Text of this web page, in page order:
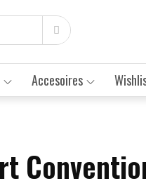
Accesoires